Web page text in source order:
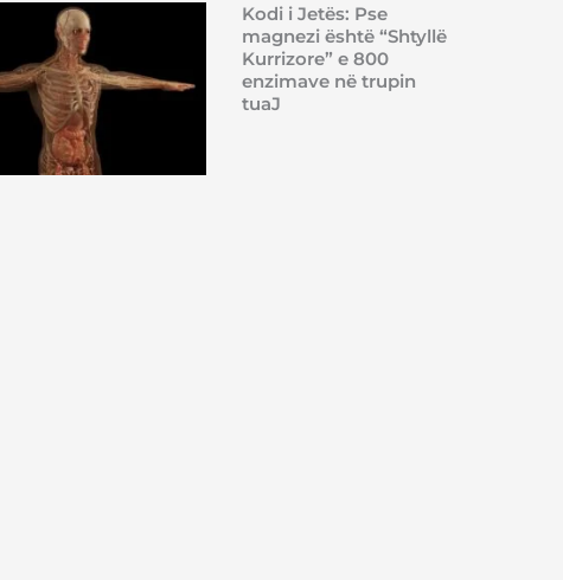
Kodi i Jetës: Pse
magnezi është “Shtyllë
Kurrizore” e 800
enzimave në trupin
tuaJ